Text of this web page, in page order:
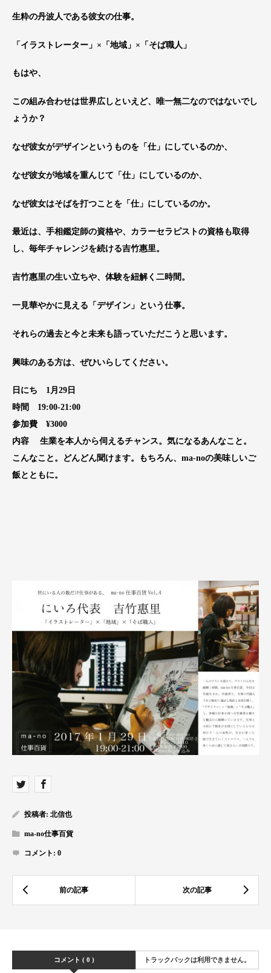
生粋の丹波人である彼女の仕事。
「イラストレーター」×「地域」×「そば職人」
もはや、
この組み合わせは世界広しといえど、唯一無二なのではないでし
ょうか？
なぜ彼女がデザインというものを「仕」にしているのか、
なぜ彼女が地域を重んじて「仕」にしているのか、
なぜ彼女はそばを打つことを「仕」にしているのか。
最近は、手相鑑定師の資格や、カラーセラピストの資格も取得
し、毎年チャレンジを続ける吉竹惠里。
吉竹惠里の生い立ちや、体験を紐解く二時間。
一見華やかに見える「デザイン」という仕事。
それらの過去と今と未来も語っていただこうと思います。
興味のある方は、ぜひいらしてください。
日にち 1月29日
時間 19:00-21:00
参加費 ¥3000
内容 生業を本人から伺えるチャンス。気になるあんなこと。
こ んなこと。どんどん聞けます。もちろん、ma-noの美味しいご
飯とともに。
投稿者: 北信也
ma-no仕事百貨
コメント: 0
コメント ( 0 ) トラックバックは利用できません。